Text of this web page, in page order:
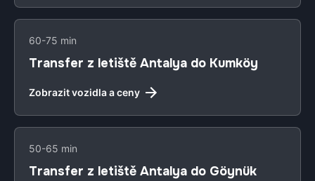
60-75 min
Transfer z letiště Antalya do Kumköy
Zobrazit vozidla a ceny
50-65 min
Transfer z letiště Antalya do Göynük